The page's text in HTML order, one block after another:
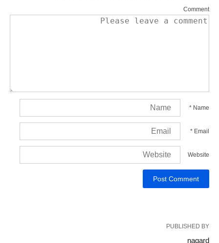
Comment
Name
*
Email
*
Website
PUBLISHED BY
nagard